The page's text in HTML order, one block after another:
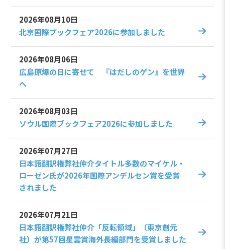
2026年08月10日
北京国際ブックフェア2026に参加しました
2026年08月06日
広島原爆の日に寄せて 『はだしのゲン』を世界
へ
2026年08月03日
ソウル国際ブックフェア2026に参加しました
2026年07月27日
日本語翻訳権弊社仲介タイトル多数のマイケル・
ローゼン氏が2026年国際アンデルセン賞を受賞
されました
2026年07月21日
日本語翻訳権弊社仲介「反転領域」（東京創元
社）が第57回星雲賞海外長編部門を受賞しました